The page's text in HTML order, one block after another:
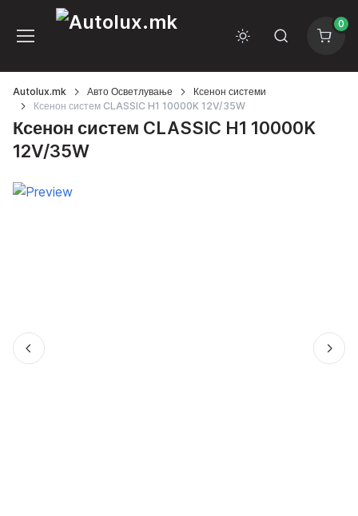
0
Autolux.mk Авто Осветлување
Ксенон системи
Ксенон систем CLASSIC H1 10000K 12V/35W
Ксенон систем CLASSIC H1 10000K
12V/35W